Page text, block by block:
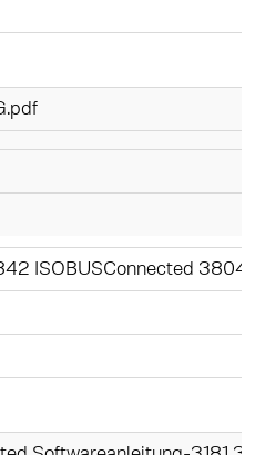
ISOBUSConnected